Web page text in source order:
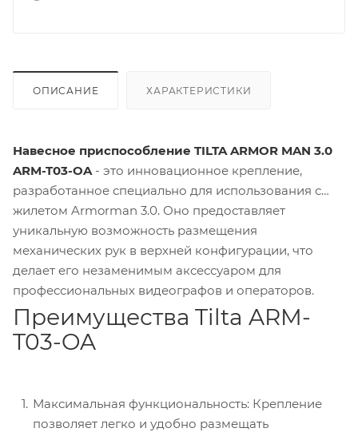
ОПИСАНИЕ ХАРАКТЕРИСТИКИ
Навесное приспособление TILTA ARMOR MAN 3.0
ARM-T03-OA - это инновационное крепление,
разработанное специально для использования с
жилетом Armorman 3.0. Оно предоставляет
уникальную возможность размещения
механических рук в верхней конфигурации, что
делает его незаменимым аксессуаром для
профессиональных видеографов и операторов.
Преимущества Tilta ARM-
T03-OA
Максимальная функциональность: Крепление
позволяет легко и удобно размещать